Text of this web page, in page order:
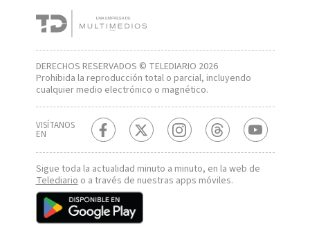
DERECHOS RESERVADOS © TELEDIARIO 2026
Prohibida la reproducción total o parcial, incluyendo
cualquier medio electrónico o magnético.
VISÍTANOS
EN
Sigue toda la actualidad minuto a minuto, en la web de
Telediarioo a través de nuestras apps móviles.